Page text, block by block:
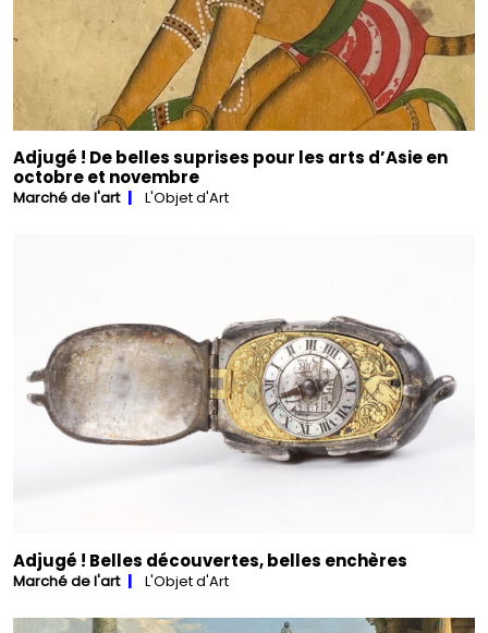
Adjugé ! De belles suprises pour les arts d’Asie en
octobre et novembre
Marché de l'art L'Objet d'Art
Adjugé ! Belles découvertes, belles enchères
Marché de l'art L'Objet d'Art